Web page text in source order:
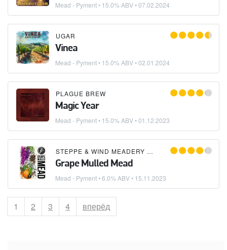
Mead - Pyment• 15.0% ABV •07.02.2024
UGAR
Vinea
Mead - Pyment• 15.0% ABV •02.01.2024
PLAGUE BREW
Magic Year
Mead - Pyment• 15.0% ABV •01.12.2023
STEPPE & WIND MEADERY (СТЕПЬ И ВЕТЕР)
Grape Mulled Mead
Mead - Pyment• 6.0% ABV • 15.11.2023
Страница
1 Страница
2 Страница
3 Страница
4 вперёд